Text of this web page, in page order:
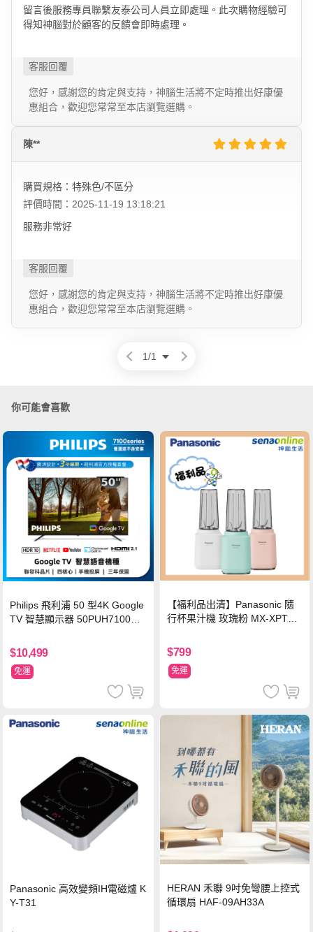
留言後服務專員聯繫友泰公司人員立即處理。此次購物經驗可
得知神腦對於顧客的反饋會即時處理。
您好，感謝您的肯定與支持，神腦生活將不定時推出好康優
惠組合，歡迎您常常至本店瀏覽選購。
陳**
購買規格：特殊色/不區分
評價時間：2025-11-19 13:18:21
服務非常好
您好，感謝您的肯定與支持，神腦生活將不定時推出好康優
惠組合，歡迎您常常至本店瀏覽選購。
1/1
你可能會喜歡
Philips 飛利浦 50 型4K Google
TV 智慧顯示器 50PUH7100
$10,499
免運
【福利品出清】Panasonic 隨
行杯果汁機 玫瑰粉 MX-XPT10
$799
免運
Panasonic 高效變頻IH電磁爐 K
Y-T31
HERAN 禾聯 9吋免彎腰上控式
循環扇 HAF-09AH33A